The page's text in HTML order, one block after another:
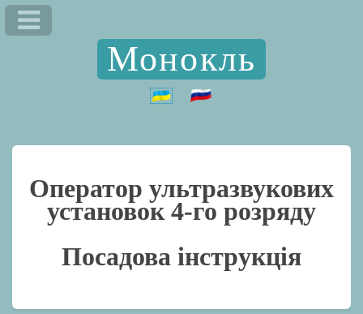
Монокль
Оператор ультразвукових
установок 4-го розряду
Посадова інструкція